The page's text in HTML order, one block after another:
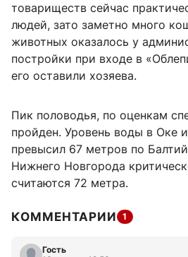
товариществ сейчас
людей, зато заметно много
животных оказалось у
постройки при входе в
его оставили хозяева.
Пик половодья, по оценкам
пройден. Уровень воды в Оке
превысил 67 метров по
Нижнего Новгорода
считаются 72 метра.
КОММЕНТАРИИ 1
Гость